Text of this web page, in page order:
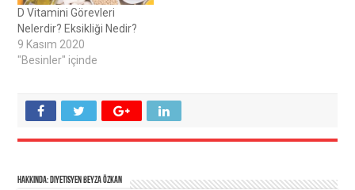
Y
e
n
i
p
e
n
e
ç
ı
r
p
e
n
c
e
r
e
ç
ı
l
r
D Vitamini Görevleri
Nelerdir? Eksikliği Nedir?
9 Kasım 2020
"Besinler" içinde
Hakkında: Diyetisyen Beyza Özkan